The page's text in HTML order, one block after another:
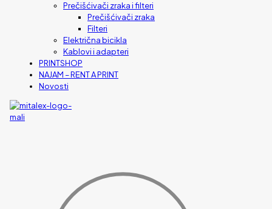
Prečišćivači zraka i filteri
Prečišćivači zraka
Filteri
Električna bicikla
Kablovi i adapteri
PRINTSHOP
NAJAM – RENT A PRINT
Novosti